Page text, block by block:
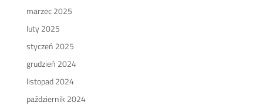
marzec 2025
luty 2025
styczeń 2025
grudzień 2024
listopad 2024
październik 2024